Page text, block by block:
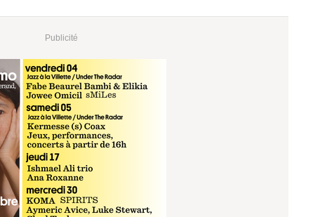
Publicité